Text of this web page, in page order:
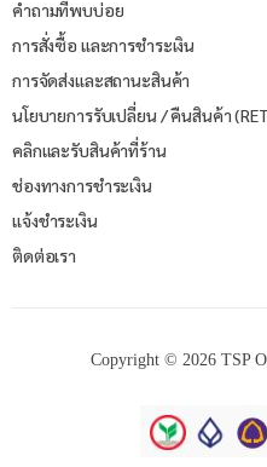
คำถามที่พบบ่อย
การสั่งซื้อ และการชำระเงิน
การจัดส่งและสถานะสินค้า
นโยบายการรับเปลี่ยน / คืนสินค้า
คลิกและรับสินค้าที่ร้าน
ช่องทางการชำระเงิน
แจ้งชำระเงิน
ติดต่อเรา
Copyright © 2026 TSP